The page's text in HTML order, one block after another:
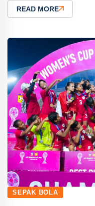
READ MORE
SEPAK BOLA